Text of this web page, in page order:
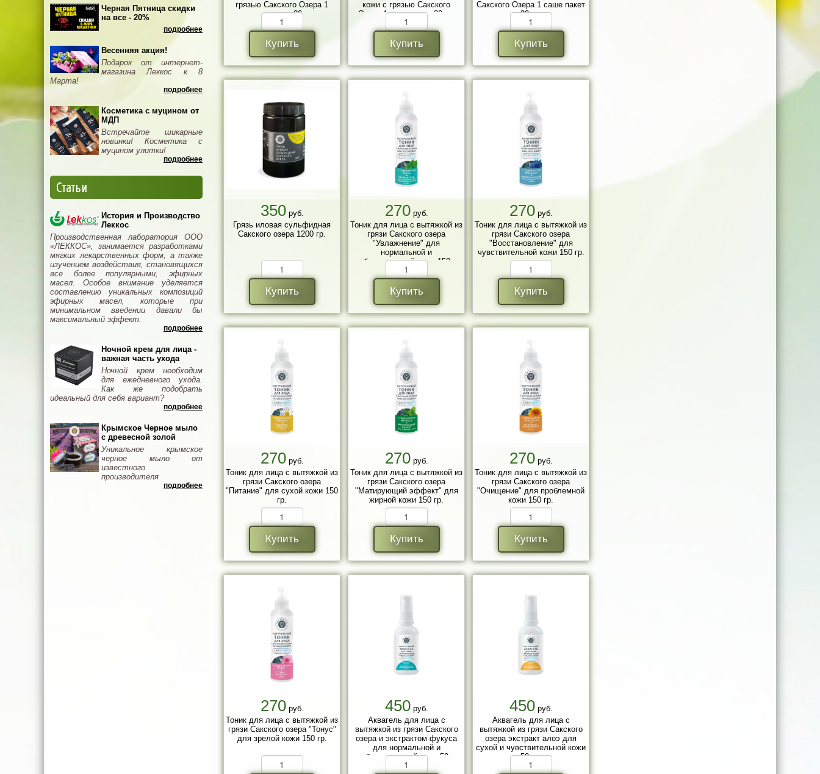
Черная Пятница скидки
на все - 20%
подробнее
Весенняя акция!
Подарок от интернет-
магазина Леккос к 8
Марта!
подробнее
Косметика с муцином от
МДП
Встречайте шикарные
новинки! Косметика с
муцином улитки!
подробнее
Статьи
История и Производство
Леккос
Производственная лаборатория ООО
«ЛЕККОС», занимается разработками
мягких лекарственных форм, а также
изучением воздействия, становящихся
все более популярными, эфирных
масел. Особое внимание уделяется
составлению уникальных композиций
эфирных масел, которые при
минимальном введении давали бы
максимальный эффект.
подробнее
Ночной крем для лица -
важная часть ухода
Ночной крем необходим
для ежедневного ухода.
Как же подобрать
идеальный для себя вариант?
подробнее
Крымское Черное мыло
с древесной золой
Уникальное крымское
черное мыло от
известного
производителя
подробнее
грязью Сакского Озера 1
саше пакет 30 гр.
Купить
кожи с грязью Сакского
Озера 1 саше пакет 30 гр.
Купить
Сакского Озера 1 саше пакет
30 гр.
Купить
350руб.
Грязь иловая сульфидная
Сакского озера 1200 гр.
Купить
270руб.
Тоник для лица с вытяжкой из
грязи Сакского озера
"Увлажнение" для
нормальной и
комбинированной кожи 150 гр.
Купить
270руб.
Тоник для лица с вытяжкой из
грязи Сакского озера
"Восстановление" для
чувствительной кожи 150 гр.
Купить
270руб.
Тоник для лица с вытяжкой из
грязи Сакского озера
"Питание" для сухой кожи 150
гр.
Купить
270руб.
Тоник для лица с вытяжкой из
грязи Сакского озера
"Матирующий эффект" для
жирной кожи 150 гр.
Купить
270руб.
Тоник для лица с вытяжкой из
грязи Сакского озера
"Очищение" для проблемной
кожи 150 гр.
Купить
270руб.
Тоник для лица с вытяжкой из
грязи Сакского озера "Тонус"
для зрелой кожи 150 гр.
450руб.
Аквагель для лица с
вытяжкой из грязи Сакского
озера и экстрактом фукуса
для нормальной и
комбинированной кожи 50 гр.
450руб.
Аквагель для лица с
вытяжкой из грязи Сакского
озера экстракт алоэ для
сухой и чувствительной кожи
50 гр.